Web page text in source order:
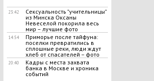
23:42
Сексуальность "учительницы"
из Минска Оксаны
Невеселой покорила весь
мир – лучшие фото
14:54
Приморье после тайфуна:
поселки превратились в
сплошные реки, люди ждут
хлеб от спасателей – фото
20:40
Кадры с места захвата
банка в Москве и хроника
событий